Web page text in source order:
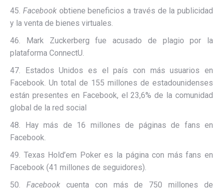
45. Facebookobtiene beneficios a través de la publicidad
y la venta de bienes virtuales.
46. Mark Zuckerberg fue acusado de plagio por la
plataforma ConnectU.
47. Estados Unidos es el país con más usuarios en
Facebook. Un total de 155 millones de estadounidenses
están presentes en Facebook, el 23,6% de la comunidad
global de la red social
48. Hay más de 16 millones de páginas de fans en
Facebook.
49. Texas Hold’em Poker es la página con más fans en
Facebook (41 millones de seguidores).
50. Facebookcuenta con más de 750 millones de